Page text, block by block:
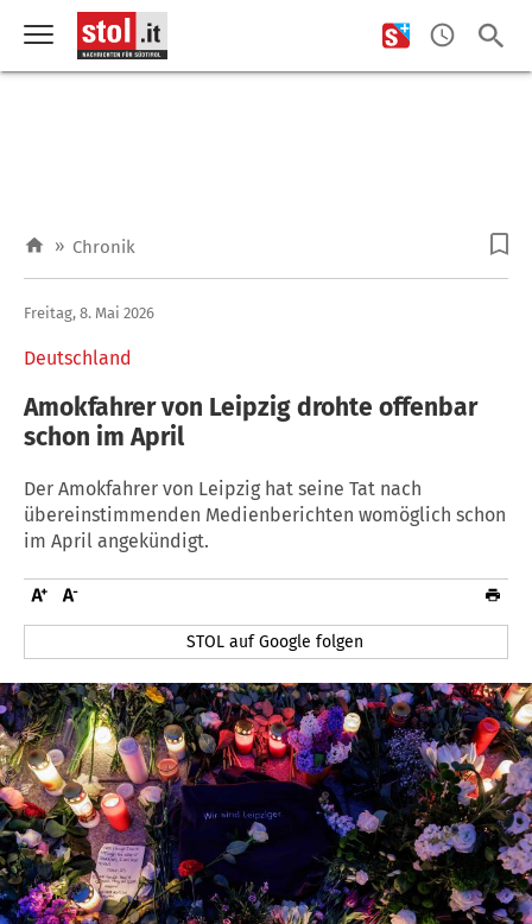
» Chronik
Deutschland
Freitag, 8. Mai 2026
Amokfahrer von Leipzig drohte offenbar
schon im April
Der Amokfahrer von Leipzig hat seine Tat nach
übereinstimmenden Medienberichten womöglich schon
im April angekündigt.
STOL auf Google folgen